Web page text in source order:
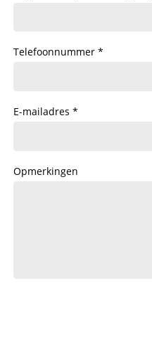
Telefoonnummer
E-mailadres
Opmerkingen